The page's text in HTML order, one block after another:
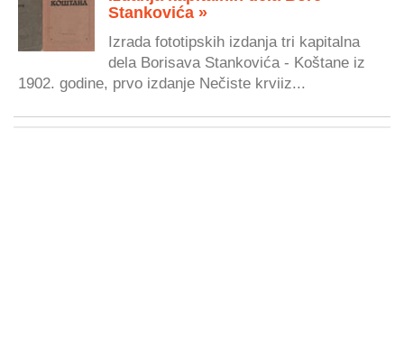
Stankovića »
Izrada fototipskih izdanja tri kapitalna
dela Borisava Stankovića - Koštane iz
1902. godine, prvo izdanje Nečiste krviiz...